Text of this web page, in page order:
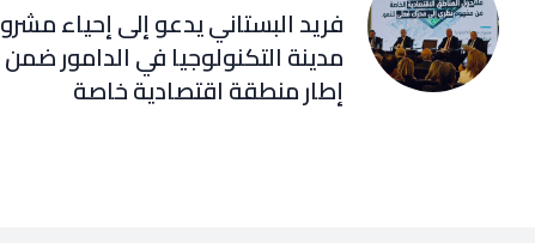
فريد البستاني يدعو إلى إحياء
مدينة التكنولوجيا في الدامور ضمن
إطار منطقة اقتصادية خاصة